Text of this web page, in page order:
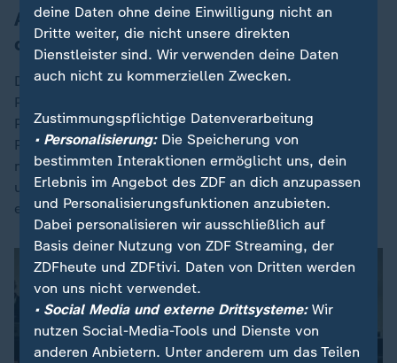
Anklage: Arzt verabreichte Medikament,
das zu Atemstillstand führt
Der Mediziner, der unter anderem bei einem auf
Palliativversorgung spezialisiertem Kreuzberger
Pflegedienst angestellt war, verabreichte den
Patientinnen und Patienten der Anklage zufolge ohne
medizinische Indikation ein Narkoseeinleitungsmittel
und anschließend ein Medikament, das die Muskeln
entspannt.
deine Daten ohne deine Einwilligung nicht an
Dritte weiter, die nicht unsere direkten
Dienstleister sind. Wir verwenden deine Daten
auch nicht zu kommerziellen Zwecken.
Zustimmungspflichtige Datenverarbeitung
• Personalisierung:Die Speicherung von
bestimmten Interaktionen ermöglicht uns, dein
Erlebnis im Angebot des ZDF an dich anzupassen
und Personalisierungsfunktionen anzubieten.
Dabei personalisieren wir ausschließlich auf
Basis deiner Nutzung von ZDF Streaming, der
ZDFheute und ZDFtivi. Daten von Dritten werden
von uns nicht verwendet.
• Social Media und externe Drittsysteme:Wir
nutzen Social-Media-Tools und Dienste von
anderen Anbietern. Unter anderem um das Teilen